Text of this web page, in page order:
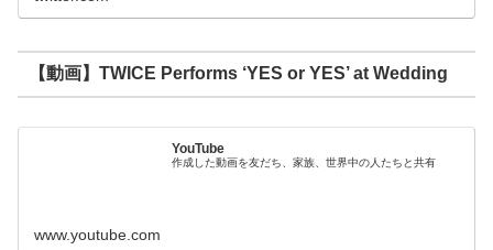
【動画】TWICE Performs ‘YES or YES’ at Wedding
YouTube
作成した動画を友だち、家族、世界中の人たちと共有
www.youtube.com